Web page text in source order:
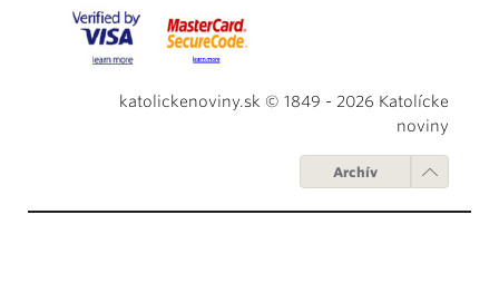
katolickenoviny.sk © 1849 - 2026 Katolícke
noviny
Archív